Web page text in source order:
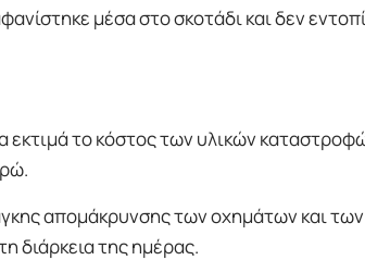
μέσα στο σκοτάδι και δεν
εκτιμά το κόστος των υλικών
απομάκρυνσης των οχημάτων και των
διάρκεια της ημέρας.